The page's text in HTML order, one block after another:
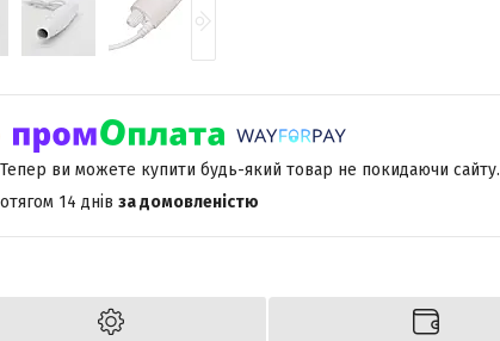
Тепер ви можете купити будь-який товар не покидаючи сайту.
14 днів за домовленістю